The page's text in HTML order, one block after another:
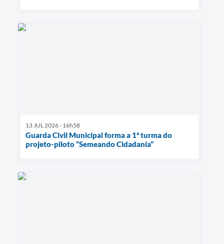
13 JUL 2026 - 16h58
Guarda Civil Municipal forma a 1ª turma do
projeto-piloto “Semeando Cidadania”